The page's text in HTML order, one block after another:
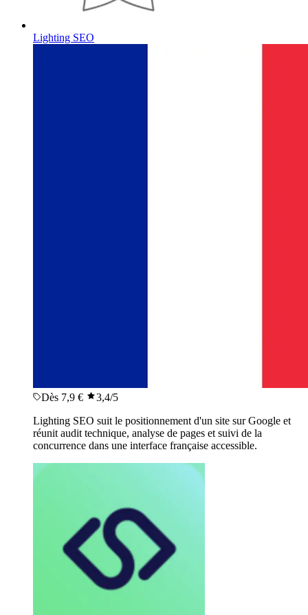
Lighting SEO
Dès 7,9 € 3,4/5
Lighting SEO suit le positionnement d'un site sur Google et
réunit audit technique, analyse de pages et suivi de la
concurrence dans une interface française accessible.